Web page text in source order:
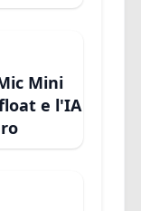
Mini
e l'IA